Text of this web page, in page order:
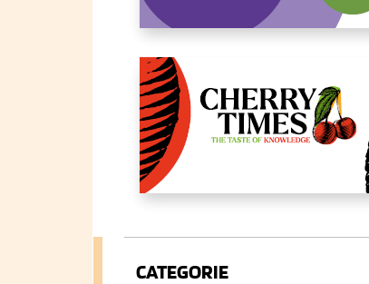
CATEGORIE